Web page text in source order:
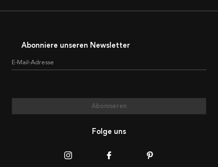
Abonniere unseren Newsletter
E-Mail-Adresse
Abonnieren
Folge uns